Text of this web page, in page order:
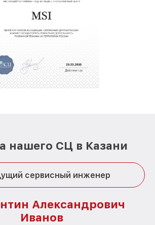
нашего СЦ в Казани
сервисный инженер
Александрович
Иванов